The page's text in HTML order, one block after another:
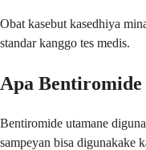
Obat kasebut kasedhiya
standar kanggo tes medis.
Apa Bentiromide
Bentiromide utamane
sampeyan bisa digunakake